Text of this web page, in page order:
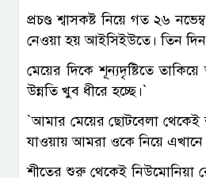
প্রচণ্ড শ্বাসকষ্ট নিয়ে গত ২৬
নেওয়া হয় আইসিইউতে। তিন দিন
মেয়ের দিকে শূন্যদৃষ্টিতে
উন্নতি খুব ধীরে হচ্ছে।‍‍`
‍‍`আমার মেয়ের ছোটবেলা থেকেই
যাওয়ায় আমরা ওকে নিয়ে
শীতের শুরু থেকেই নিউমোনিয়া